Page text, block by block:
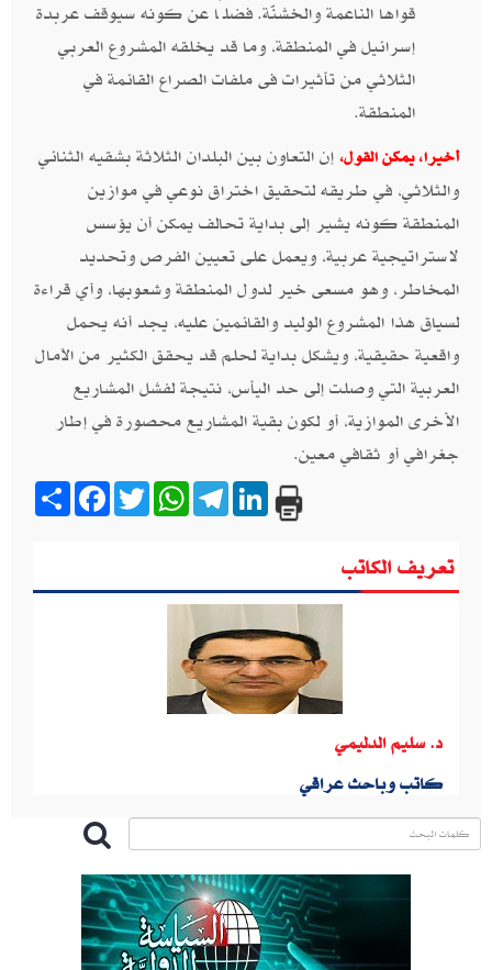
قواها الناعمة والخشنّة. فضلًا عن كونه سيوقف عربدة
إسرائيل في المنطقة، وما قد يخلقه المشروع العربي
الثلاثي من تأثيرات فى ملفات الصراع القائمة في
المنطقة.
أخيرا، يمكن القول، إن التعاون بين البلدان الثلاثة بشقيه الثنائي
والثلاثي، في طريقه لتحقيق اختراق نوعي في موازين
المنطقة كونه يشير إلى بداية تحالف يمكن أن يؤسس
لاستراتيجية عربية، ويعمل على تعيين الفرص وتحديد
المخاطر، وهو مسعى خير لدول المنطقة وشعوبها، وأي قراءة
لسياق هذا المشروع الوليد والقائمين عليه، يجد أنه يحمل
واقعية حقيقية، ويشكل بداية لحلم قد يحقق الكثير من الآمال
العربية التي وصلت إلى حد اليأس، نتيجة لفشل المشاريع
الأخرى الموازية، أو لكون بقية المشاريع محصورة في إطار
جغرافي أو ثقافي معين.
Share
FacebookTwitter
WhatsApp
Telegram
LinkedIn
تعريف الكاتب
د. سليم الدليمي
كاتب وباحث عراقي